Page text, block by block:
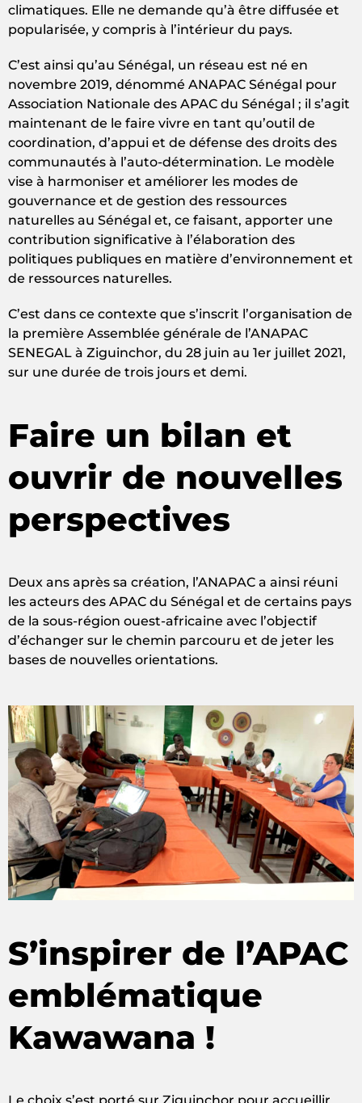
climatiques. Elle ne demande qu’à être diffusée et
popularisée, y compris à l’intérieur du pays.
C’est ainsi qu’au Sénégal, un réseau est né en
novembre 2019, dénommé ANAPAC Sénégal pour
Association Nationale des APAC du Sénégal ; il s’agit
maintenant de le faire vivre en tant qu’outil de
coordination, d’appui et de défense des droits des
communautés à l’auto-détermination. Le modèle
vise à harmoniser et améliorer les modes de
gouvernance et de gestion des ressources
naturelles au Sénégal et, ce faisant, apporter une
contribution significative à l’élaboration des
politiques publiques en matière d’environnement et
de ressources naturelles.
C’est dans ce contexte que s’inscrit l’organisation de
la première Assemblée générale de l’ANAPAC
SENEGAL à Ziguinchor, du 28 juin au 1er juillet 2021,
sur une durée de trois jours et demi.
Faire un bilan et
ouvrir de nouvelles
perspectives
Deux ans après sa création, l’ANAPAC a ainsi réuni
les acteurs des APAC du Sénégal et de certains pays
de la sous-région ouest-africaine avec l’objectif
d’échanger sur le chemin parcouru et de jeter les
bases de nouvelles orientations.
S’inspirer de l’APAC
emblématique
Kawawana !